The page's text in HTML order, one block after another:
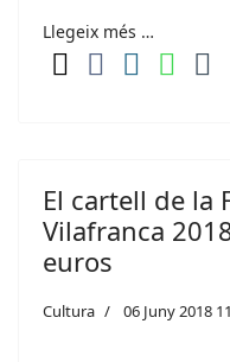
Llegeix més …
El cartell de la
Vilafranca
euros
Cultura 06 Juny 2018